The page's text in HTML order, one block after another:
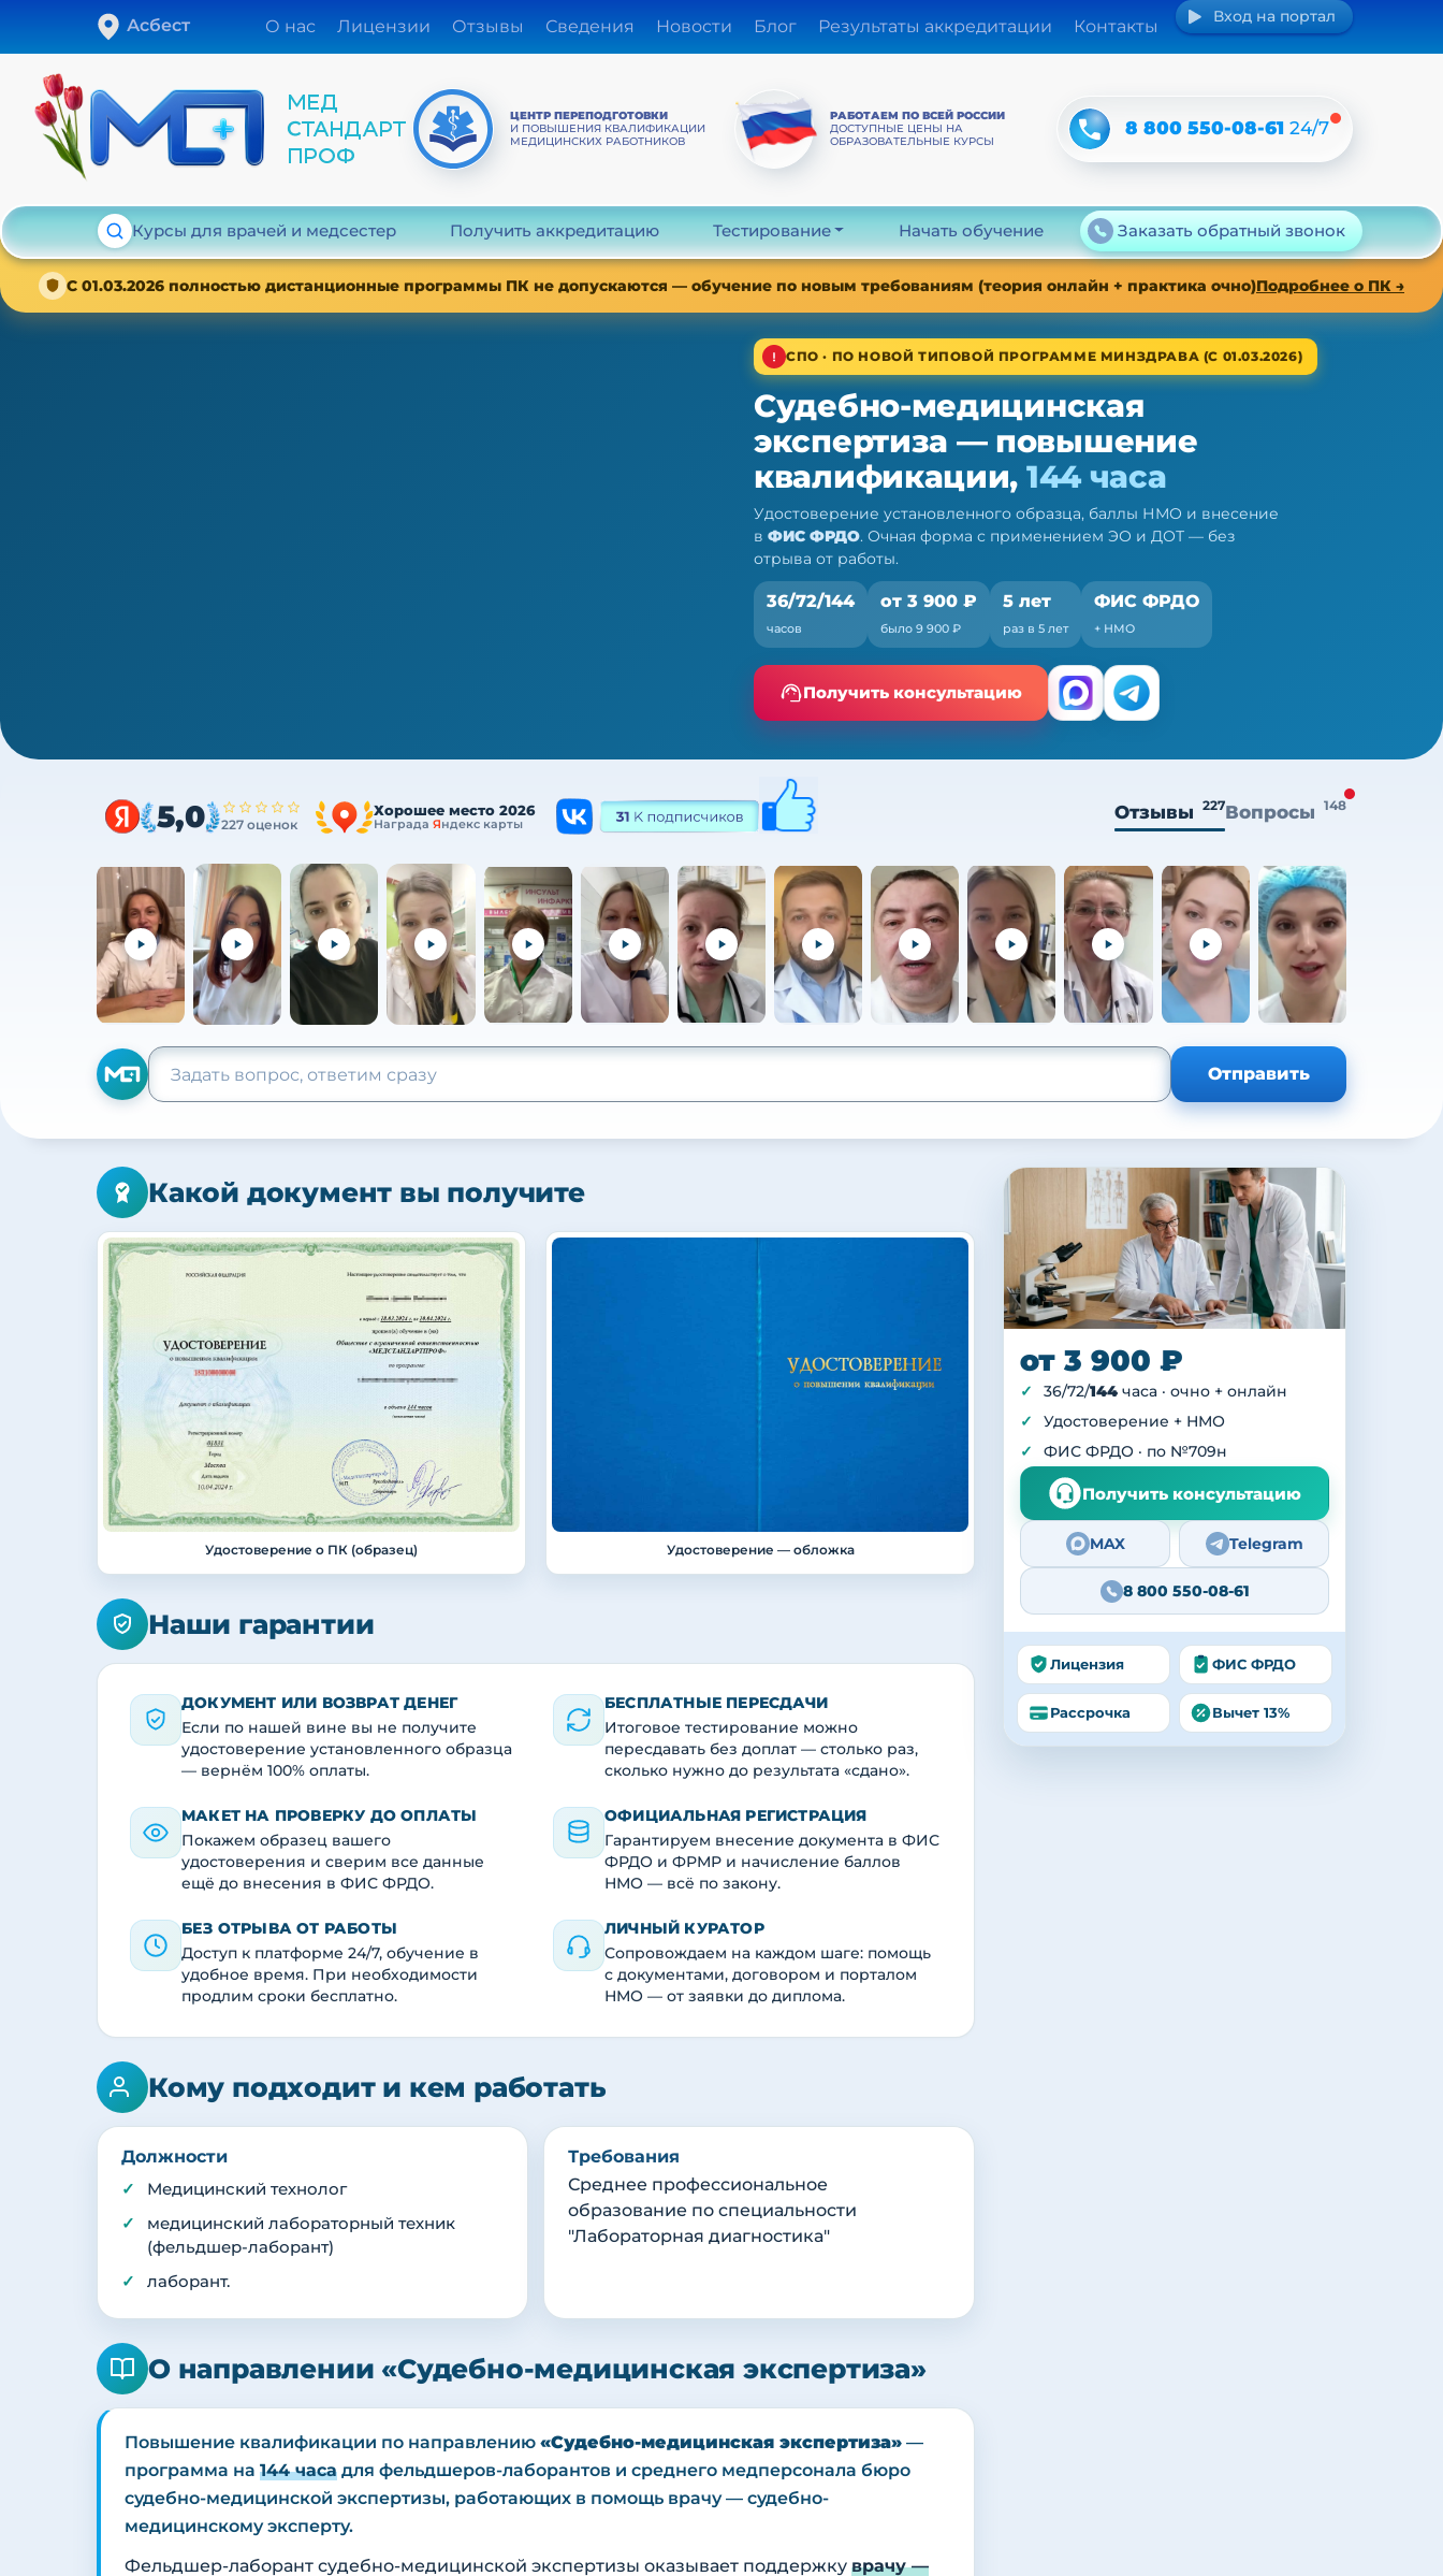
Асбест О нас Лицензии Отзывы Сведения Новости Блог Результаты аккредитации Контакты
Вход на портал
ЦЕНТР ПЕРЕПОДГОТОВКИ
И ПОВЫШЕНИЯ КВАЛИФИКАЦИИ
МЕДИЦИНСКИХ РАБОТНИКОВ
РАБОТАЕМ ПО ВСЕЙ РОССИИ
ДОСТУПНЫЕ ЦЕНЫ НА
ОБРАЗОВАТЕЛЬНЫЕ КУРСЫ
8 800 550-08-6124/7
Курсы для врачей и медсестер Получить аккредитацию Тестирование Начать обучение Заказать обратный звонок
С 01.03.2026 полностью дистанционные программы ПК не допускаются — обучение по новым требованиям (теория онлайн + практика очно)Подробнее о ПК →
СПО · ПО НОВОЙ ТИПОВОЙ ПРОГРАММЕ МИНЗДРАВА (С 01.03.2026)
Судебно-медицинская
экспертиза — повышение
квалификации, 144 часа
Удостоверение установленного образца, баллы НМО и внесение
в ФИС ФРДО. Очная форма с применением ЭО и ДОТ — без
отрыва от работы.
36/72/144
часов
от 3 900 ₽
было 9 900 ₽
5 лет
раз в 5 лет
ФИС ФРДО
+ НМО
Получить консультацию
5,0 227 оценок
Хорошее место 2026
НаградаЯндекс карты
Отзывы 227Вопросы 148
Отправить
Какой документ вы получите
Удостоверение о ПК (образец) Удостоверение — обложка
Наши гарантии
ДОКУМЕНТ ИЛИ ВОЗВРАТ ДЕНЕГ
Если по нашей вине вы не получите
удостоверение установленного образца
— вернём 100% оплаты.
БЕСПЛАТНЫЕ ПЕРЕСДАЧИ
Итоговое тестирование можно
пересдавать без доплат — столько раз,
сколько нужно до результата «сдано».
МАКЕТ НА ПРОВЕРКУ ДО ОПЛАТЫ
Покажем образец вашего
удостоверения и сверим все данные
ещё до внесения в ФИС ФРДО.
ОФИЦИАЛЬНАЯ РЕГИСТРАЦИЯ
Гарантируем внесение документа в ФИС
ФРДО и ФРМР и начисление баллов
НМО — всё по закону.
БЕЗ ОТРЫВА ОТ РАБОТЫ
Доступ к платформе 24/7, обучение в
удобное время. При необходимости
продлим сроки бесплатно.
ЛИЧНЫЙ КУРАТОР
Сопровождаем на каждом шаге: помощь
с документами, договором и порталом
НМО — от заявки до диплома.
Кому подходит и кем работать
Должности
Медицинский технолог
медицинский лабораторный техник
(фельдшер-лаборант)
лаборант.
Требования
Среднее профессиональное
образование по специальности
"Лабораторная диагностика"
О направлении «Судебно-медицинская экспертиза»
Повышение квалификации по направлению «Судебно-медицинская экспертиза» —
программа на 144 часа для фельдшеров-лаборантов и среднего медперсонала бюро
судебно-медицинской экспертизы, работающих в помощь врачу — судебно-
медицинскому эксперту.
Фельдшер-лаборант судебно-медицинской экспертизы оказывает поддержку врачу —
от 3 900 ₽
36/72/144 часа · очно + онлайн
Удостоверение + НМО
ФИС ФРДО · по №709н
Получить консультацию
MAX Telegram
8 800 550-08-61
Лицензия ФИС ФРДО
Рассрочка Вычет 13%